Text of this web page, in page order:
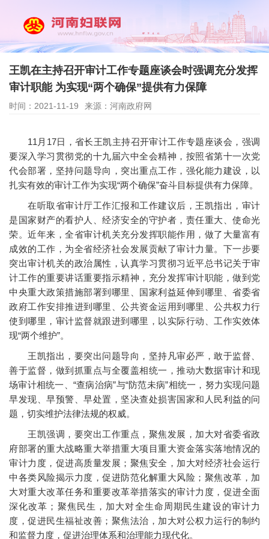
王凯在主持召开审计工作专题座谈会时强调充分发挥
审计职能 为实现“两个确保”提供有力保障
时间：2021-11-19 来源：河南政府网
11月17日，省长王凯主持召开审计工作专题座谈会，强调
要深入学习贯彻党的十九届六中全会精神，按照省第十一次党
代会部署，坚持问题导向，突出重点工作，强化能力建设，以
扎实有效的审计工作为实现“两个确保”奋斗目标提供有力保障。
在听取省审计厅工作汇报和工作建议后，王凯指出，审计
是国家财产的看护人、经济安全的守护者，责任重大、使命光
荣。近年来，全省审计机关充分发挥职能作用，做了大量富有
成效的工作，为全省经济社会发展贡献了审计力量。下一步要
突出审计机关的政治属性，认真学习贯彻习近平总书记关于审
计工作的重要讲话重要指示精神，充分发挥审计职能，做到党
中央重大政策措施部署到哪里、国家利益延伸到哪里、省委省
政府工作安排推进到哪里、公共资金运用到哪里、公共权力行
使到哪里，审计监督就跟进到哪里，以实际行动、工作实效体
现“两个维护”。
王凯指出，要突出问题导向，坚持凡审必严，敢于监督、
善于监督，做到抓重点与全覆盖相统一，推动大数据审计和现
场审计相统一、“查病治病”与“防范未病”相统一，努力实现问题
早发现、早预警、早处置，坚决查处损害国家和人民利益的问
题，切实维护法律法规的权威。
王凯强调，要突出工作重点，聚焦发展，加大对省委省政
府部署的重大战略重大举措重大项目重大资金落实落地情况的
审计力度，促进高质量发展；聚焦安全，加大对经济社会运行
中各类风险揭示力度，促进防范化解重大风险；聚焦改革，加
大对重大改革任务和重要改革举措落实的审计力度，促进全面
深化改革；聚焦民生，加大对全生命周期民生建设的审计力
度，促进民生福祉改善；聚焦法治，加大对公权力运行的制约
和监督力度，促进治理体系和治理能力现代化。